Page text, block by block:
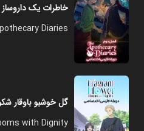
خاطرات یک داروساز
Diaries
گل خوشبو باوقار
with Dignity